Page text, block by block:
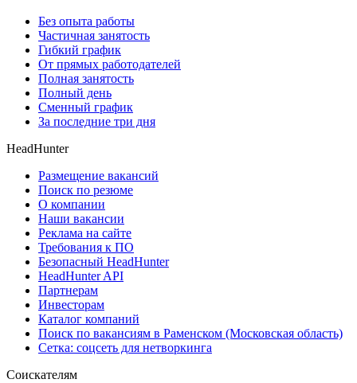
Без опыта работы
Частичная занятость
Гибкий график
От прямых работодателей
Полная занятость
Полный день
Сменный график
За последние три дня
HeadHunter
Размещение вакансий
Поиск по резюме
О компании
Наши вакансии
Реклама на сайте
Требования к ПО
Безопасный HeadHunter
HeadHunter API
Партнерам
Инвесторам
Каталог компаний
Поиск по вакансиям в Раменском (Московская область)
Сетка: соцсеть для нетворкинга
Соискателям